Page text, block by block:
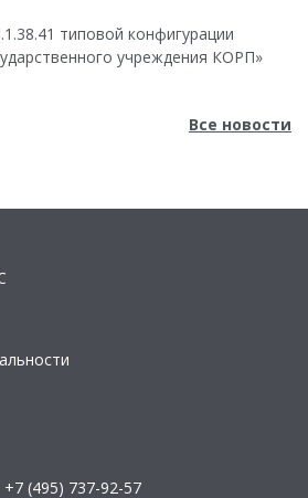
типовой конфигурации
учреждения КОРП»
Все новости
+7 (495) 737-92-57